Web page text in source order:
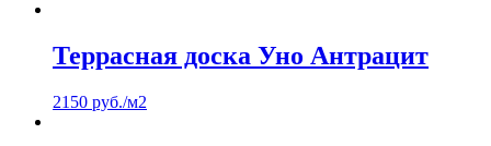
Террасная доска Уно Антрацит
2150 руб./м2